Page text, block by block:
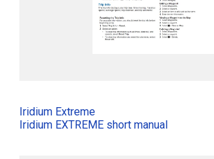
Iridium Extreme
Iridium EXTREME short manual